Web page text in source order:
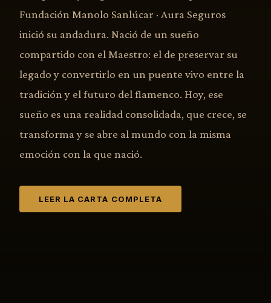
Fundación Manolo Sanlúcar · Aura Seguros
inició su andadura. Nació de un sueño
compartido con el Maestro: el de preservar su
legado y convertirlo en un puente vivo entre la
tradición y el futuro del flamenco. Hoy, ese
sueño es una realidad consolidada, que crece, se
transforma y se abre al mundo con la misma
emoción con la que nació.
LEER LA CARTA COMPLETA